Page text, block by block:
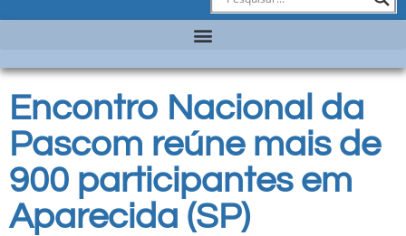
Encontro Nacional da
Pascom reúne mais de
900 participantes em
Aparecida (SP)